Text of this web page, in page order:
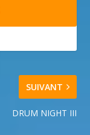
SUIVANT
DRUM NIGHT III